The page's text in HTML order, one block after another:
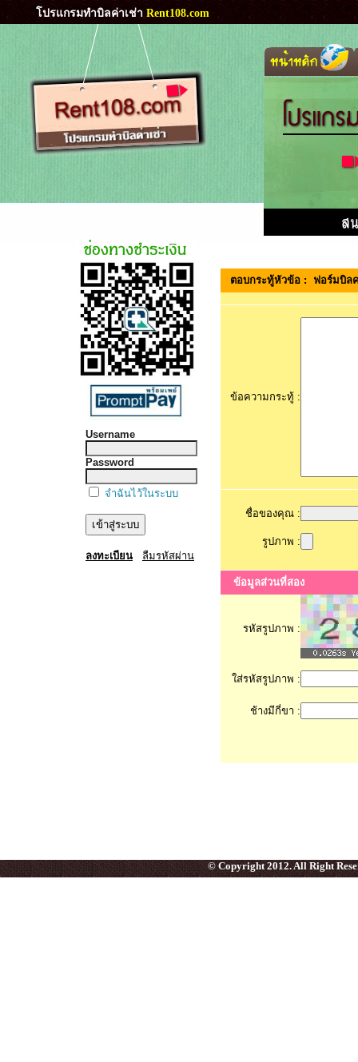
โปรแกรมทำบิลค่าเช่า Rent108.com
Username
Password
จำฉันไว้ในระบบ
ลงทะเบียน ลืมรหัสผ่าน
ตอบกระทู้หัวข้อ : ฟอร์มบิลค่
ข้อความกระทู้ :
ชื่อของคุณ :
รูปภาพ :
ข้อมูลส่วนที่สอง
รหัสรูปภาพ :
ใส่รหัสรูปภาพ :
ช้างมีกี่ขา :
© Copyright 2012. All Right